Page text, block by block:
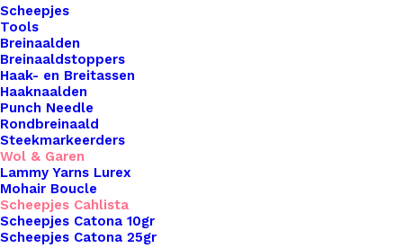
Scheepjes
Tools
Breinaalden
Breinaaldstoppers
Haak- en Breitassen
Haaknaalden
Punch Needle
Rondbreinaald
Steekmarkeerders
Wol & Garen
Lammy Yarns Lurex
Mohair Boucle
Scheepjes Cahlista
Scheepjes Catona 10gr
Scheepjes Catona 25gr
Naalddikte
Kleur
Binnen 1-3 werkdagen verzonden
Veilig betalen
Unieke en kwaliteitsproducten
Overzicht